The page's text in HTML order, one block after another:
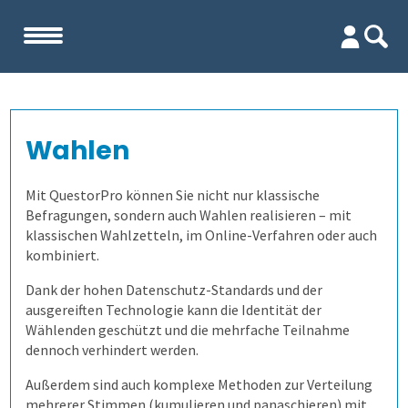
Unternehmen
Team
Firma
Kennenlernen
Evaluation
Wofür ist es gut?
Lehrevaluation
Wer erfährt was, und wie?
Prüfungen
Prüfungsprozess
Befragungen
Wahlen
Mit QuestorPro können Sie nicht nur klassische
Befragungen, sondern auch Wahlen realisieren – mit
klassischen Wahlzetteln, im Online-Verfahren oder auch
kombiniert.
Dank der hohen Datenschutz-Standards und der
ausgereiften Technologie kann die Identität der
Wählenden geschützt und die mehrfache Teilnahme
dennoch verhindert werden.
Außerdem sind auch komplexe Methoden zur Verteilung
mehrerer Stimmen (kumulieren und panaschieren) mit